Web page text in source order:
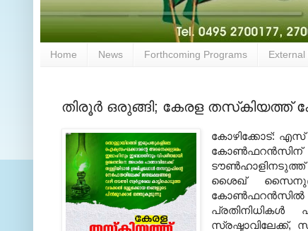
Home News Forthcoming Programs External
തിരൂര്‍ ഒരുങ്ങി; കേരള
കോഴിക്കോട്:
കോണ്‍ഫറന്‍സിന്
ശൈഖ്
കോണ്‍ഫറന്‍സില്‍
പ്രതിനിധികള്‍